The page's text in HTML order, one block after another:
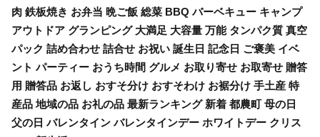
肉 鉄板焼き お弁当 晩ご飯 総菜 BBQ バーベキュー キャンプ
アウトドア グランピング 大満足 大容量 万能 タンパク質 真空
パック 詰め合わせ 詰合せ お祝い 誕生日 記念日 ご褒美 イベ
ント パーティー おうち時間 グルメ お取り寄せ お取寄せ 贈答
用 贈答品 お返し おすそ分け おすそわけ お裾分け 手土産 特
産品 地域の品 お礼の品 最新ランキング 新着 都農町 母の日
父の日 バレンタイン バレンタインデー ホワイトデー クリス